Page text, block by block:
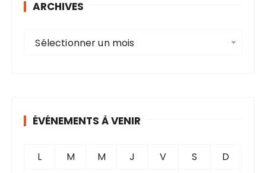
ARCHIVES
e
Sélectionner un mois
ÉVÉNEMENTS À VENIR
L M M J V S
D